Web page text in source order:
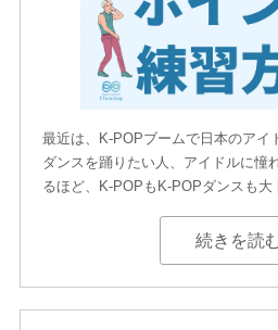
最近は、K-POPブームで日本のアイ
ダンスを踊りたい人、アイドルに憧
るほど、K-POPもK-POPダンスも
続きを読